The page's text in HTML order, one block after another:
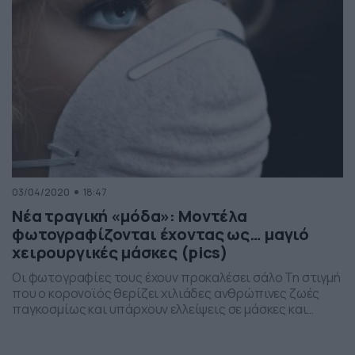
03/04/2020 18:47
Νέα τραγική «μόδα»: Μοντέλα
φωτογραφίζονται έχοντας ως… μαγιό
χειρουργικές μάσκες (pics)
Οι φωτογραφίες τους έχουν προκαλέσει σάλο Τη στιγμή
που ο κορονοϊός θερίζει χιλιάδες ανθρώπινες ζωές
παγκοσμίως και υπάρχουν ελλείψεις σε μάσκες και